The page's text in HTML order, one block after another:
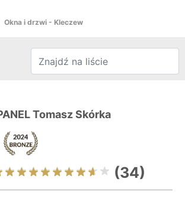
Okna i drzwi - Kleczew
Tomasz Skórka
(34)